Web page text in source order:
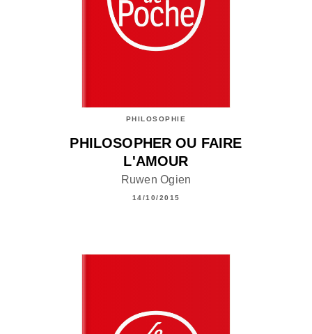
PHILOSOPHIE
PHILOSOPHER OU FAIRE
L'AMOUR
Ruwen Ogien
14/10/2015